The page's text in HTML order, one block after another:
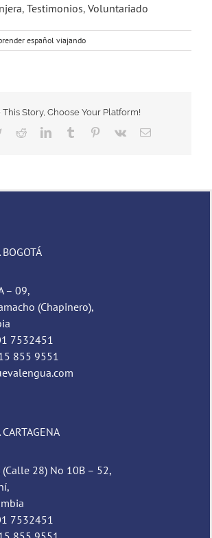
, Testimonios, Voluntariado
español viajando
This Story, Choose Your Platform!
TwitterRedditLinkedInTumblr Pinterest
Vk Email
– 09,
(Chapinero),
7532451
855 9551
28) No 10B – 52,
7532451